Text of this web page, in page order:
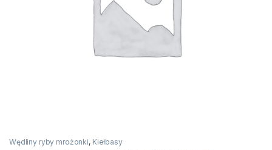
Wędliny ryby mrożonki, Kiełbasy